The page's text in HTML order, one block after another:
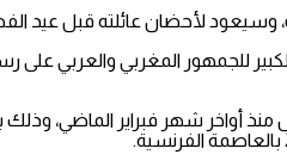
وسيعود لأحضان عائلته قبل عيد
للجمهور المغربي والعربي على
أواخر شهر فبراير الماضي،